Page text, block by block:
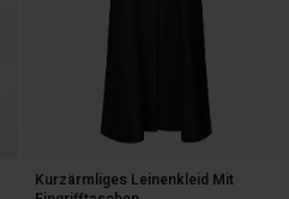
Kurzärmliges Leinenkleid Mit